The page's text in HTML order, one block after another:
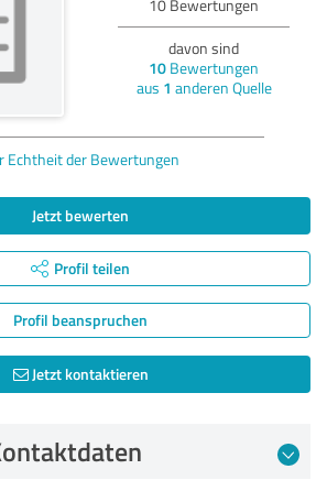
10 Bewertungen
davon sind
10 Bewertungen
aus 1 anderen Quelle
Echtheit der Bewertungen
Jetzt bewerten
Profil teilen
Profil beanspruchen
Jetzt kontaktieren